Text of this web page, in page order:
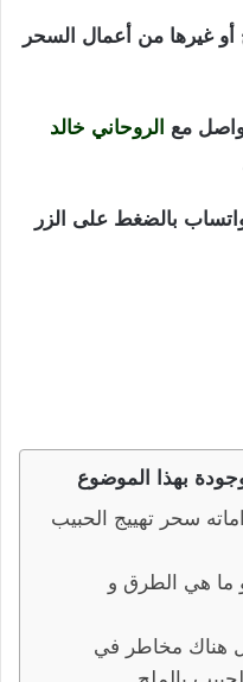
غيرها من أعمال السحر
مع الروحاني خالد
بالضغط على الزر
بهذا الموضوع
سحر تهييج الحبيب
و ما هي الطرق و
هناك مخاطر في